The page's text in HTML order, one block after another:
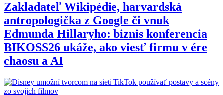
Zakladateľ Wikipédie, harvardská
antropologička z Google či vnuk
Edmunda Hillaryho: biznis konferencia
BIKOSS26 ukáže, ako viesť firmu v ére
chaosu a AI